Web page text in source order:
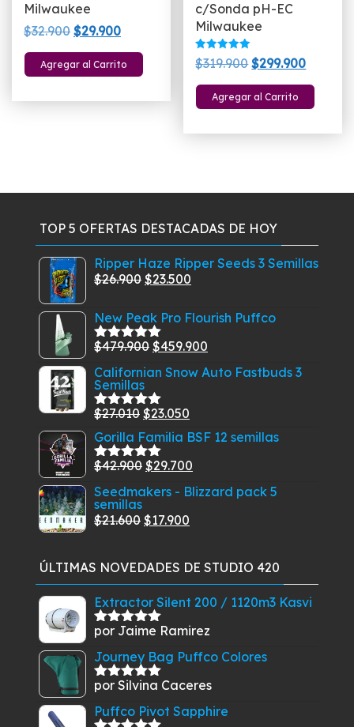
Milwaukee
$32.900 El
precio
original
$29.900El
precio
actual
Agregar al Carrito
c/Sonda pH-EC
Milwaukee
Valorado
con
de 5
$319.900El
precio
original
$299.900El
precio
actual
Agregar al Carrito
TOP 5 OFERTAS DESTACADAS DE HOY
Ripper Haze Ripper Seeds 3 Semillas
$26.900 El
original
era:
$26.900.
$23.500
actual
es:
$23.500.
New Peak Pro Flourish Puffco
Valorado
5
$479.900 El
precio
era:
$479.900.
$459.900
precio
Californian Snow Auto Fastbuds 3
Semillas
Valorado
con5.00de
5
$27.010 El
precio
original
era:
$27.010.
$23.050
precio
es:
$23.050.
Gorilla Familia BSF 12 semillas
Valorado
5
$42.900 El
precio
era:
$29.700
precio
Seedmakers - Blizzard pack 5
semillas
$21.600 El
original
$21.600.
$17.900
actual
$17.900.
ÚLTIMAS NOVEDADES DE STUDIO 420
Extractor Silent 200 / 1120m3 Kasvi
Valorado
por Jaime Ramirez
Journey Bag Puffco Colores
Valorado
por Silvina Caceres
Puffco Pivot Sapphire